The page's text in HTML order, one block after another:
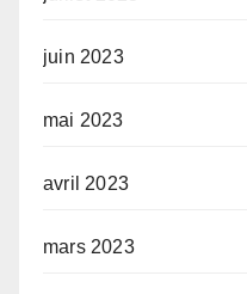
juin 2023
mai 2023
avril 2023
mars 2023